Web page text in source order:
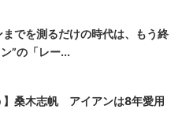
までを測るだけの時代は、もう終
”の「レー...
】桑木志帆 アイアンは8年愛用